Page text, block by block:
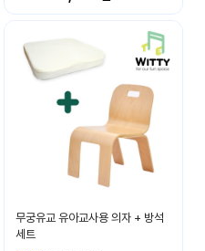
무궁유교 유아교사용 의자 + 방석
세트